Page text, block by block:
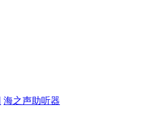
海之声助听器